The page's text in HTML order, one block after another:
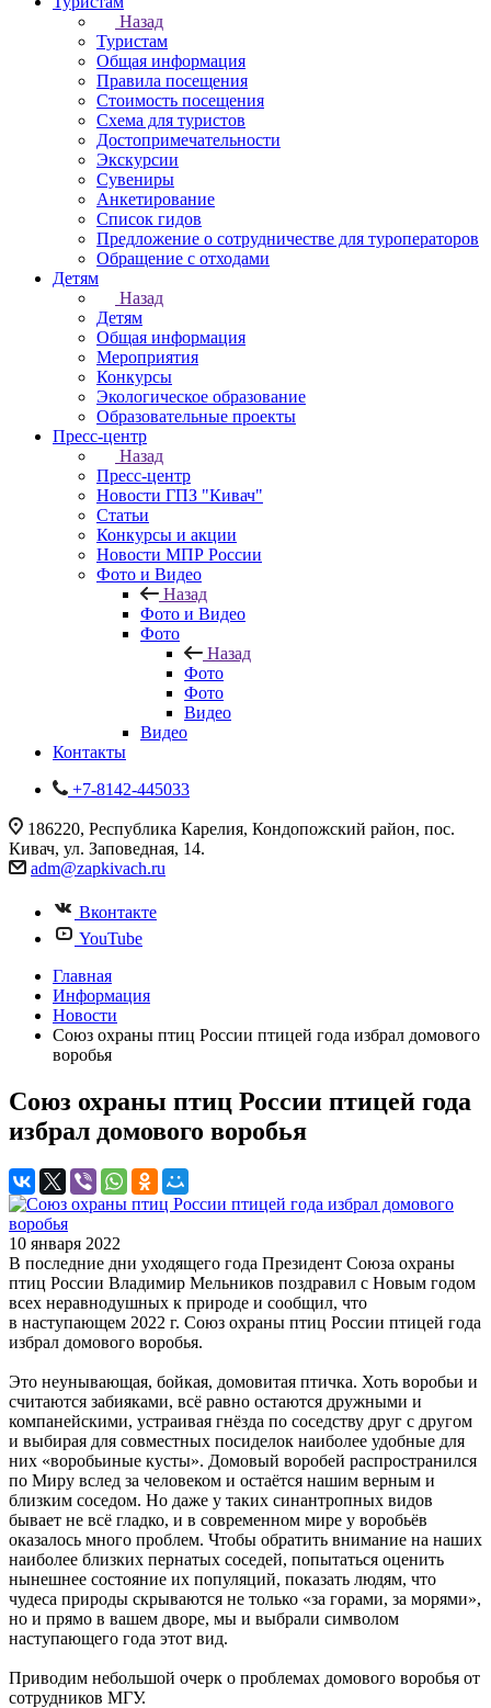
Назад
Туристам
Общая информация
Правила посещения
Стоимость посещения
Схема для туристов
Достопримечательности
Экскурсии
Сувениры
Анкетирование
Список гидов
Предложение о сотрудничестве для туроператоров
Обращение с отходами
Детям
Назад
Детям
Общая информация
Мероприятия
Конкурсы
Экологическое образование
Образовательные проекты
Пресс-центр
Назад
Пресс-центр
Новости ГПЗ "Кивач"
Статьи
Конкурсы и акции
Новости МПР России
Фото и Видео
Назад
Фото и Видео
Фото
Назад
Фото
Фото
Видео
Видео
Контакты
+7-8142-445033
186220, Республика Карелия, Кондопожский район, пос.
Кивач, ул. Заповедная, 14.
adm@zapkivach.ru
Вконтакте
YouTube
Главная
Информация
Новости
Союз охраны птиц России птицей года избрал домового
воробья
Союз охраны птиц России птицей года
избрал домового воробья
10 января 2022
В последние дни уходящего года Президент Союза охраны
птиц России Владимир Мельников поздравил с Новым годом
всех неравнодушных к природе и сообщил, что
в наступающем 2022 г. Союз охраны птиц России птицей года
избрал домового воробья.
Это неунывающая, бойкая, домовитая птичка. Хоть воробьи и
считаются забияками, всё равно остаются дружными и
компанейскими, устраивая гнёзда по соседству друг с другом
и выбирая для совместных посиделок наиболее удобные для
них «воробьиные кусты». Домовый воробей распространился
по Миру вслед за человеком и остаётся нашим верным и
близким соседом. Но даже у таких синантропных видов
бывает не всё гладко, и в современном мире у воробьёв
оказалось много проблем. Чтобы обратить внимание на наших
наиболее близких пернатых соседей, попытаться оценить
нынешнее состояние их популяций, показать людям, что
чудеса природы скрываются не только «за горами, за морями»,
но и прямо в вашем дворе, мы и выбрали символом
наступающего года этот вид.
Приводим небольшой очерк о проблемах домового воробья от
сотрудников МГУ.